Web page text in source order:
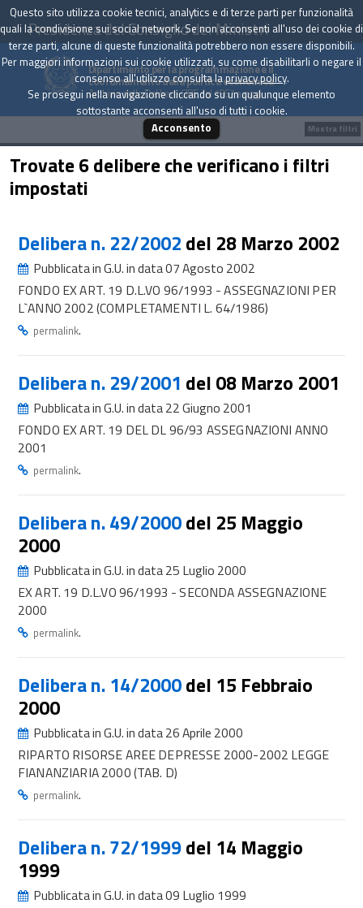
Presidenza del Consiglio dei Ministri
Dipartimento per la programmazione e il
coordinamento della politica economica
Archivio delle Delibere CIPE dal 1967 a oggi
Trovate 6 delibere che verificano i filtri
impostati
Delibera n. 22/2002 del 28 Marzo 2002
Pubblicata in G.U. in data 07 Agosto 2002
FONDO EX ART. 19 D.L.VO 96/1993 - ASSEGNAZIONI PER
L`ANNO 2002 (COMPLETAMENTI L. 64/1986)
permalink.
Delibera n. 29/2001 del 08 Marzo 2001
Pubblicata in G.U. in data 22 Giugno 2001
FONDO EX ART. 19 DEL DL 96/93 ASSEGNAZIONI ANNO
2001
permalink.
Delibera n. 49/2000del 25 Maggio
2000
Pubblicata in G.U. in data 25 Luglio 2000
EX ART. 19 D.L.VO 96/1993 - SECONDA ASSEGNAZIONE
2000
permalink.
Delibera n. 14/2000del 15 Febbraio
2000
Pubblicata in G.U. in data 26 Aprile 2000
RIPARTO RISORSE AREE DEPRESSE 2000-2002 LEGGE
FIANANZIARIA 2000 (TAB. D)
permalink.
Delibera n. 72/1999del 14 Maggio
1999
Pubblicata in G.U. in data 09 Luglio 1999
Mostra filtri
Questo sito utilizza cookie tecnici, analytics e di terze parti per funzionalità
quali la condivisione sui social network. Se non acconsenti all'uso dei cookie di
terze parti, alcune di queste funzionalità potrebbero non essere disponibili.
Per maggiori informazioni sui cookie utilizzati, su come disabilitarli o negare il
consenso all'utilizzo consulta laprivacy policy.
Se prosegui nella navigazione cliccando su un qualunque elemento
sottostante acconsenti all'uso di tutti i cookie.
Acconsento